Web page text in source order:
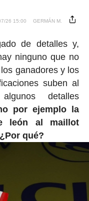
26 15:00 GERMÁN M.
de detalles y,
ninguno que no
ganadores y los
suben al
detalles
por ejemplo la
león al maillot
qué?